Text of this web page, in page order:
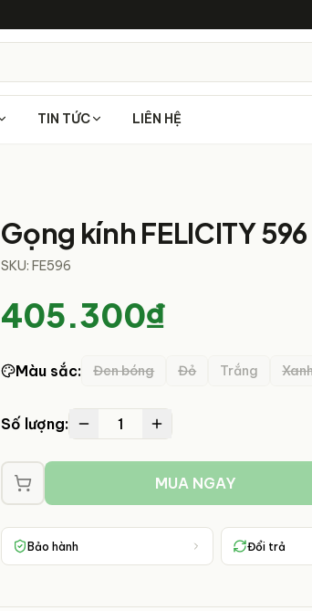
TIN TỨC LIÊN HỆ
Gọng kính FELICITY 596
SKU:FE596
405.300₫
Màu sắc: Đen bóng Đỏ Trắng
Số lượng: 1
MUA NGAY
Bảo hành Đổi trả